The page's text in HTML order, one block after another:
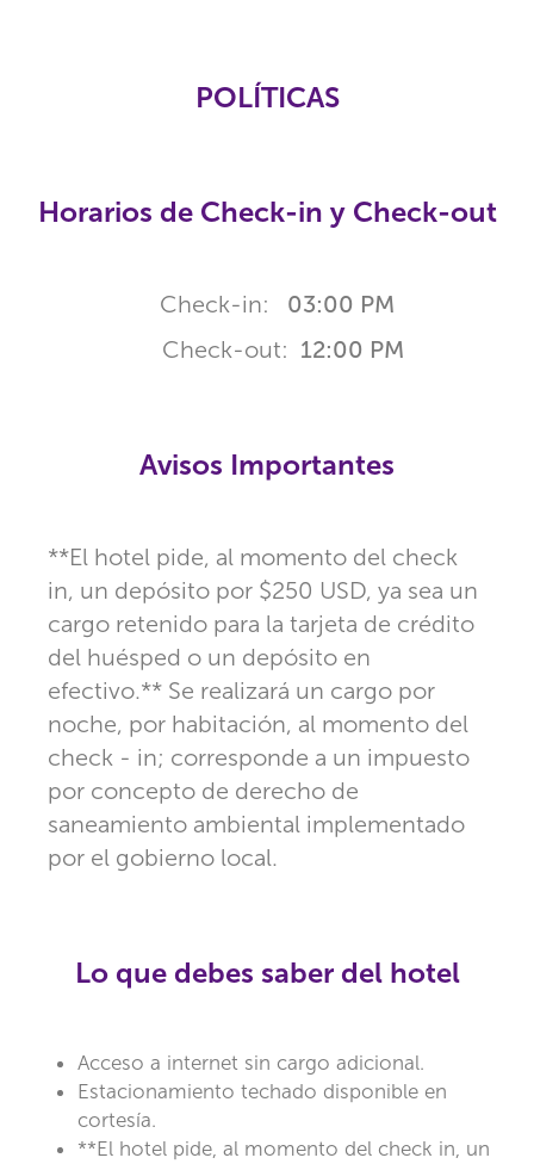
POLÍTICAS
Horarios de Check-in y Check-out
Check-in: 03:00 PM
Check-out: 12:00 PM
Avisos Importantes
**El hotel pide, al momento del check
in, un depósito por $250 USD, ya sea un
cargo retenido para la tarjeta de crédito
del huésped o un depósito en
efectivo.** Se realizará un cargo por
noche, por habitación, al momento del
check - in; corresponde a un impuesto
por concepto de derecho de
saneamiento ambiental implementado
por el gobierno local.
Lo que debes saber del hotel
Acceso a internet sin cargo adicional.
Estacionamiento techado disponible en
cortesía.
**El hotel pide, al momento del check in, un